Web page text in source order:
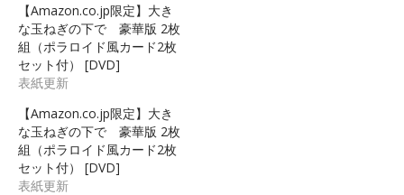
【Amazon.co.jp限定】大き
な玉ねぎの下で 豪華版 2枚
組（ポラロイド風カード2枚
セット付） [DVD]
表紙更新
【Amazon.co.jp限定】大き
な玉ねぎの下で 豪華版 2枚
組（ポラロイド風カード2枚
セット付） [DVD]
表紙更新